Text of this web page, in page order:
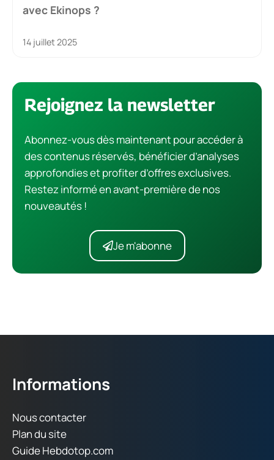
avec Ekinops ?
14 juillet 2025
Rejoignez la newsletter
Abonnez-vous dès maintenant pour accéder à
des contenus réservés, bénéficier d’analyses
approfondies et profiter d’offres exclusives.
Restez informé en avant-première de nos
nouveautés !
Je m'abonne
Informations
Nous contacter
Plan du site
Guide Hebdotop.com